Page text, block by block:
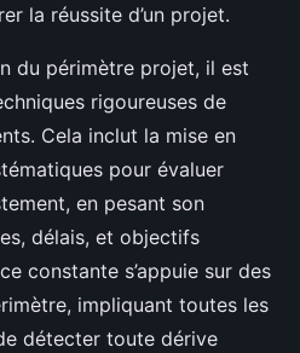
la réussite d’un projet.
du périmètre projet, il est
rigoureuses de
Cela inclut la mise en
pour évaluer
en pesant son
délais, et objectifs
constante s’appuie sur des
impliquant toutes les
détecter toute dérive